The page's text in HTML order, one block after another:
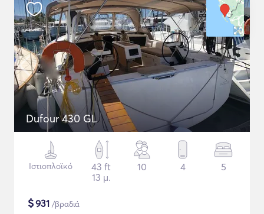
Dufour 430 GL
Ιστιοπλοϊκό
43 ft
13 μ.
10 4 5
$931 /βραδιά